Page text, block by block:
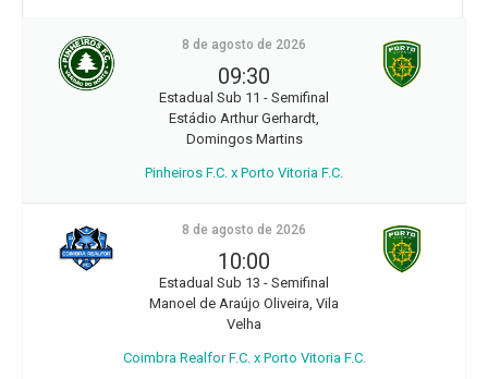
8 de agosto de 2026
09:30
Estadual Sub 11 - Semifinal
Estádio Arthur Gerhardt,
Domingos Martins
Pinheiros F.C. x Porto Vitoria F.C.
8 de agosto de 2026
10:00
Estadual Sub 13 - Semifinal
Manoel de Araújo Oliveira, Vila
Velha
Coimbra Realfor F.C. x Porto Vitoria F.C.